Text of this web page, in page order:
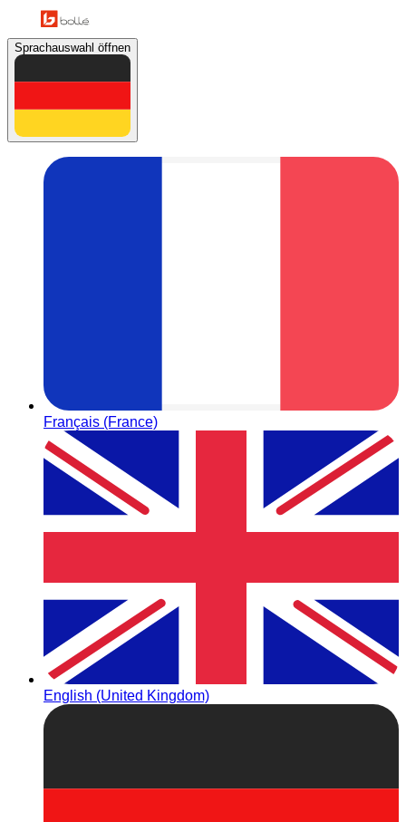
Sprachauswahl öffnen
Français (France)
English (United Kingdom)